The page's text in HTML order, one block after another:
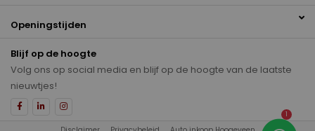
Openingstijden
Blijf op de hoogte
Volg ons op social media en blijf op de hoogte van de laatste
nieuwtjes!
1